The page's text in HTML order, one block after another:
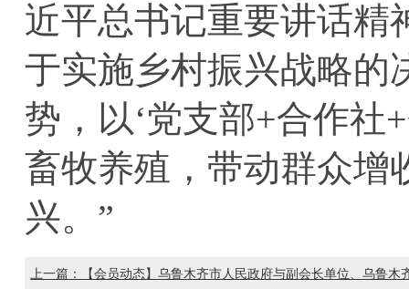
近平总书记重要讲话精
于实施乡村振兴战略的
势，以‘党支部+合作社+
畜牧养殖，带动群众增
兴。 ”
上一篇：【会员动态】乌鲁木齐市人民政府与副会长单位、乌鲁